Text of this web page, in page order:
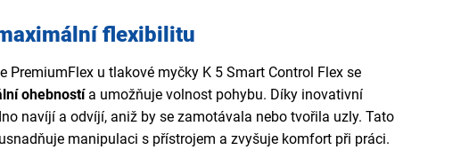
flexibilitu
PremiumFlex u tlakové myčky K 5 Smart Control Flex se
ohebnostía umožňuje volnost pohybu. Díky inovativní
navíjí a odvíjí, aniž by se zamotávala nebo tvořila uzly. Tato
manipulaci s přístrojem a zvyšuje komfort při práci.